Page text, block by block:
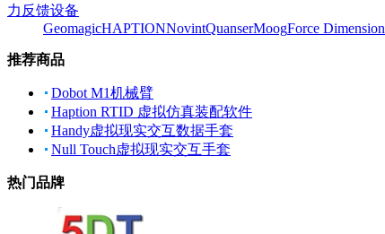
力反馈设备
GeomagicHAPTIONNovintQuanserMoogForce Dimension
推荐商品
Dobot M1机械臂
Haption RTID 虚拟仿真装配软件
Handy虚拟现实交互数据手套
Null Touch虚拟现实交互手套
热门品牌